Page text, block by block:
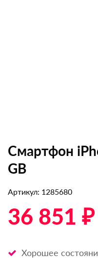
Смартфон
GB
Артикул: 1285680
36 851 ₽
Хорошее